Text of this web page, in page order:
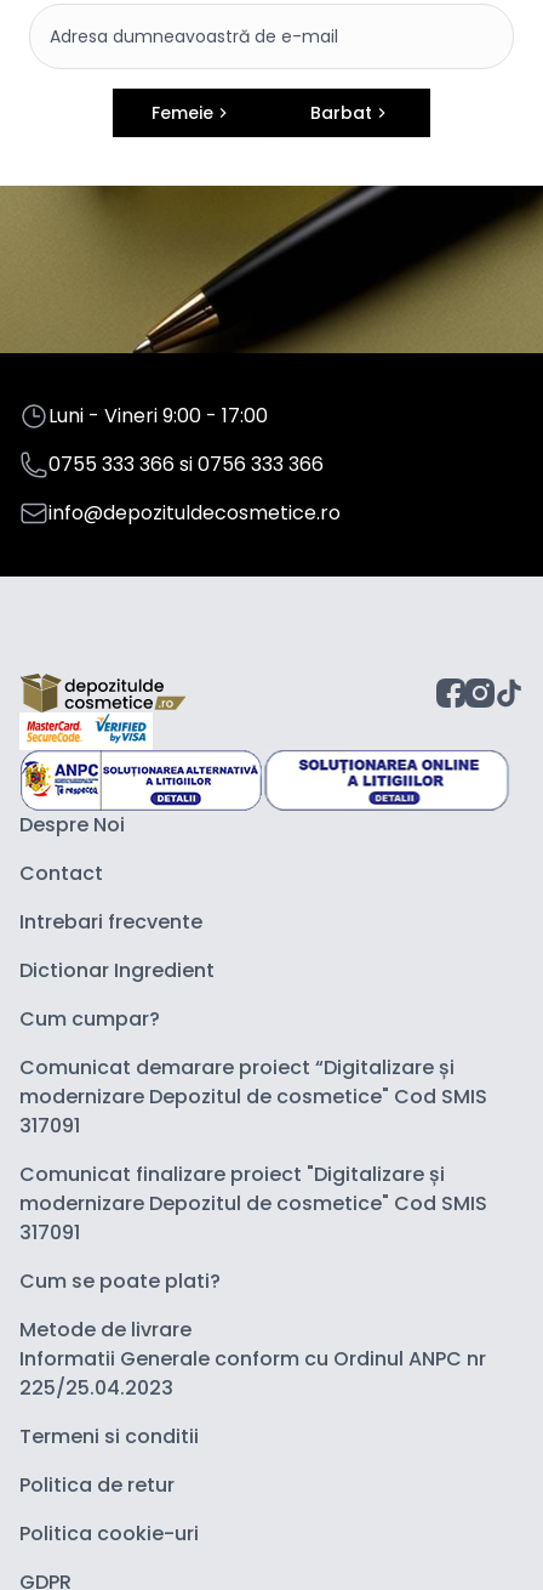
Femeie Barbat
Luni - Vineri 9:00 - 17:00
0755 333 366si0756 333 366
info@depozituldecosmetice.ro
Despre Noi
Contact
Intrebari frecvente
Dictionar Ingredient
Cum cumpar?
Comunicat demarare proiect “Digitalizare și
modernizare Depozitul de cosmetice" Cod SMIS
317091
Comunicat finalizare proiect "Digitalizare și
modernizare Depozitul de cosmetice" Cod SMIS
317091
Cum se poate plati?
Metode de livrare
Informatii Generale conform cu Ordinul ANPC nr
225/25.04.2023
Termeni si conditii
Politica de retur
Politica cookie-uri
GDPR